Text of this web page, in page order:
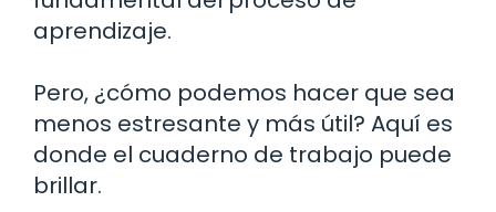
aprendizaje.
Pero, ¿cómo podemos hacer que sea
menos estresante y más útil? Aquí es
donde el cuaderno de trabajo puede
brillar.